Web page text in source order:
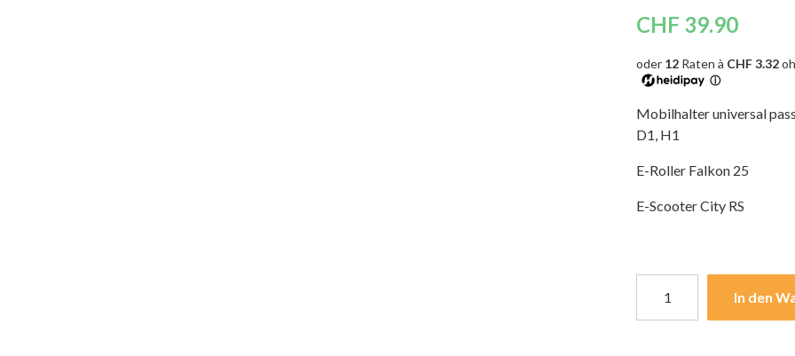
CHF 39.90
oder 12 Raten à CHF 3.32
ⓘ
Mobilhalter universal
D1, H1
E-Roller Falkon 25
E-Scooter City RS
In den